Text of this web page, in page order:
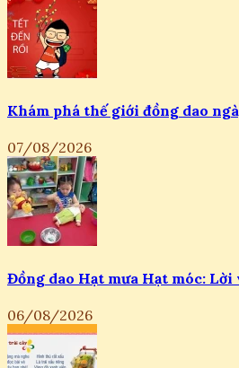
Khám phá thế giới đồng dao
07/08/2026
Đồng dao Hạt mưa Hạt móc: Lời
06/08/2026